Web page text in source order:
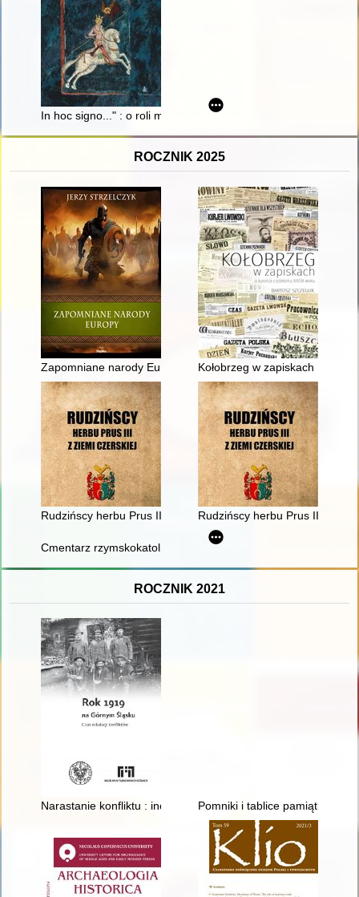
In hoc signo..." : o roli malowideł "graeco opere" w strategii
ROCZNIK 2025
Zapomniane narody Europy Kołobrzeg w zapiskach : o
Rudzińscy herbu Prus III z ziemi ciechanowskiej w
Rudzińscy herbu Prus III z
Cmentarz rzymskokatolickiej parafii św. Jana Chrzciciela w
ROCZNIK 2021
Narastanie konfliktu : incydenty polsko-niemieckie w powiecie
Pomniki i tablice pamiątkowe